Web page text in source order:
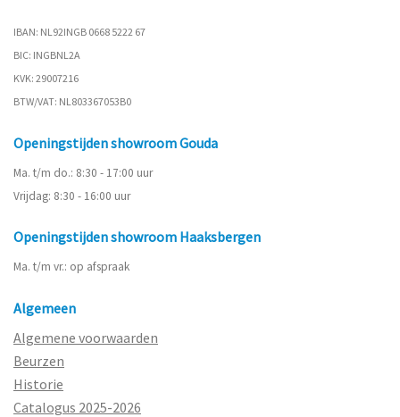
IBAN: NL92INGB 0668 5222 67
BIC: INGBNL2A
KVK: 29007216
BTW/VAT: NL803367053B0
Openingstijden showroom Gouda
Ma. t/m do.: 8:30 - 17:00 uur
Vrijdag: 8:30 - 16:00 uur
Openingstijden showroom Haaksbergen
Ma. t/m vr.: op afspraak
Algemeen
Algemene voorwaarden
Beurzen
Historie
Catalogus 2025-2026